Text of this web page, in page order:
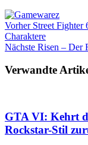
VorherStreet Fighter
Charaktere
Nächste Risen – Der
Verwandte
GTA VI: Kehrt
Rockstar-Stil